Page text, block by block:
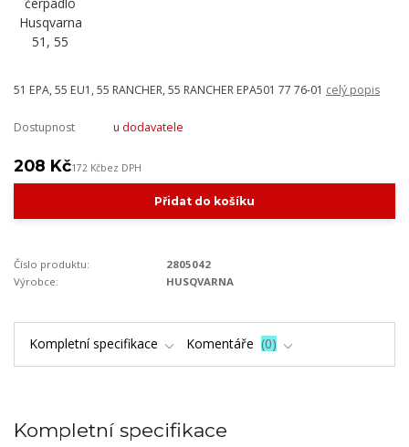
51 EPA, 55 EU1, 55 RANCHER, 55 RANCHER EPA501 77 76-01 celý popis
Dostupnost u dodavatele
208 Kč172 Kčbez DPH
Přidat do košíku
Číslo produktu:
2805042
Výrobce:
HUSQVARNA
Kompletní specifikace Komentáře 0
Kompletní specifikace